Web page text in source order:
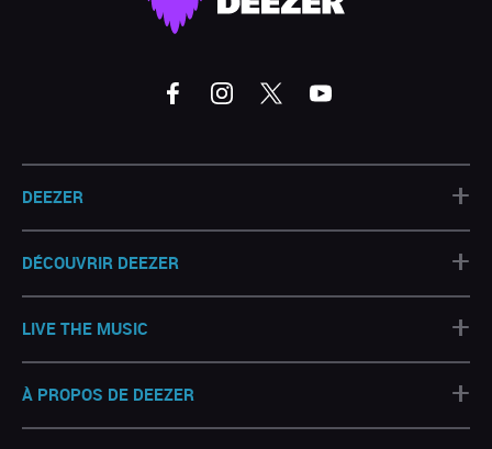
DEEZER +
DÉCOUVRIR DEEZER +
LIVE THE MUSIC +
À PROPOS DE DEEZER +